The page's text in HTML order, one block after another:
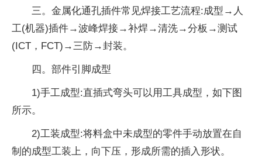
三。金属化通孔插件常见焊接工艺流程:成型→人
工(机器)插件→波峰焊接→补焊→清洗→分板→测试
(ICT，FCT)→三防→封装。
四。部件引脚成型
1)手工成型:直插式弯头可以用工具成型，如下图
所示。
2)工装成型:将料盒中未成型的零件手动放置在自
制的成型工装上，向下压，形成所需的插入形状。